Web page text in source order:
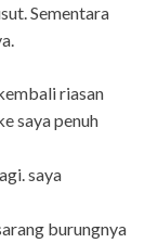
Sementara
riasan
saya penuh
saya
burungnya